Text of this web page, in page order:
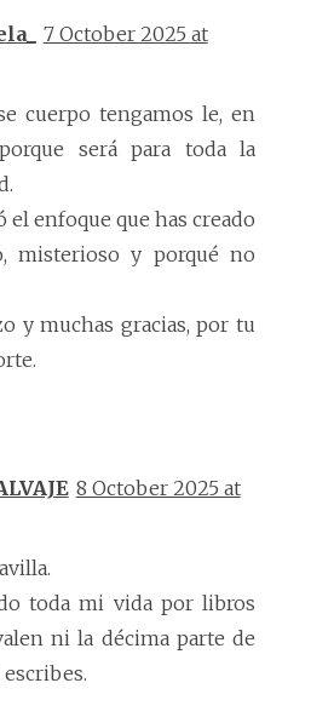
7 October 2025 at
cuerpo tengamos le, en
será para toda la
el enfoque que has creado
misterioso y porqué no
y muchas gracias, por tu
8 October 2025 at
toda mi vida por libros
ni la décima parte de